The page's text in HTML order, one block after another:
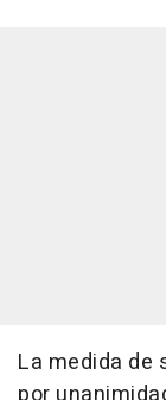
La medida de